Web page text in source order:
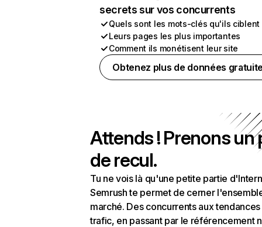
secrets sur vos concurrents
Quels sont les mots-clés qu'ils ciblent
Leurs pages les plus importantes
Comment ils monétisent leur site
Obtenez plus de données
Attends ! Prenons un
de recul.
Tu ne vois là qu'une petite partie
Semrush te permet de cerner
marché. Des concurrents aux
trafic, en passant par le référencement